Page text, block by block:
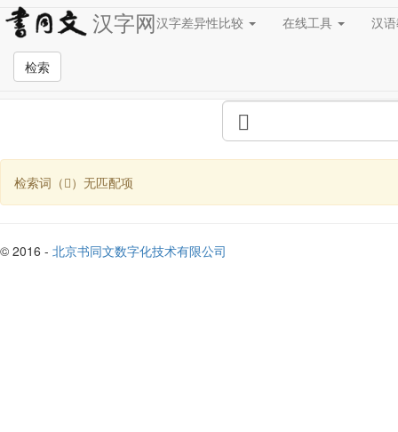
汉字网汉字差异性比较 在线工具 汉
检索
全站检索页面
检索词（）无匹配项
© 2016 - 北京书同文数字化技术有限公司